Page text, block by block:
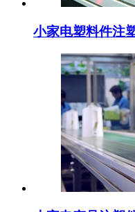
小家电塑料件注